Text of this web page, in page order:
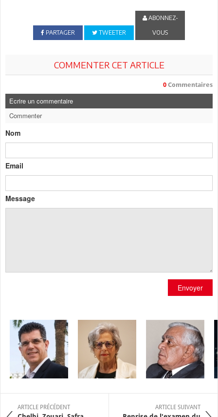
PARTAGER TWEETER
ABONNEZ-
VOUS
COMMENTER CET ARTICLE
0 Commentaires
Ecrire un commentaire
Commenter
Nom
Email
Message
Envoyer
ARTICLE PRÉCÉDENT ARTICLE SUIVANT